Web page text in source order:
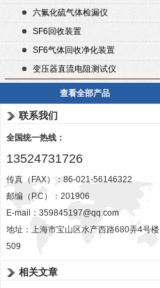
六氟化硫气体检漏仪
SF6回收装置
SF6气体回收净化装置
变压器直流电阻测试仪
查看全部产品
联系我们
全国统一热线：
13524731726
传真（FAX）：86-021-56146322
邮编（P.C）：201906
E-mail： 359845197@qq.com
地址：上海市宝山区水产西路680弄4号楼
509
相关文章